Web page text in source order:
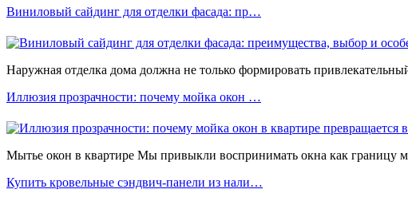
Виниловый сайдинг для отделки фасада: пр…
Наружная отделка дома должна не только формировать
Иллюзия прозрачности: почему мойка окон …
Мытье окон в квартире Мы привыкли воспринимать окна как
Купить кровельные сэндвич-панели из нали…